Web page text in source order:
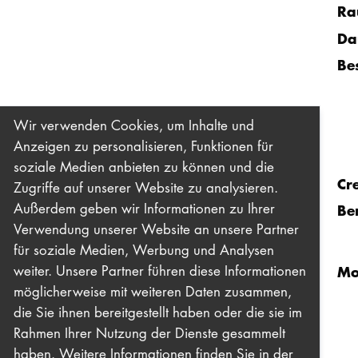
Wir verwenden Cookies, um Inhalte und
Anzeigen zu personalisieren, Funktionen für
soziale Medien anbieten zu können und die
Zugriffe auf unserer Website zu analysieren.
Außerdem geben wir Informationen zu Ihrer
Verwendung unserer Website an unsere Partner
für soziale Medien, Werbung und Analysen
weiter. Unsere Partner führen diese Informationen
möglicherweise mit weiteren Daten zusammen,
die Sie ihnen bereitgestellt haben oder die sie im
Rahmen Ihrer Nutzung der Dienste gesammelt
haben. Weitere Informationen finden Sie in der